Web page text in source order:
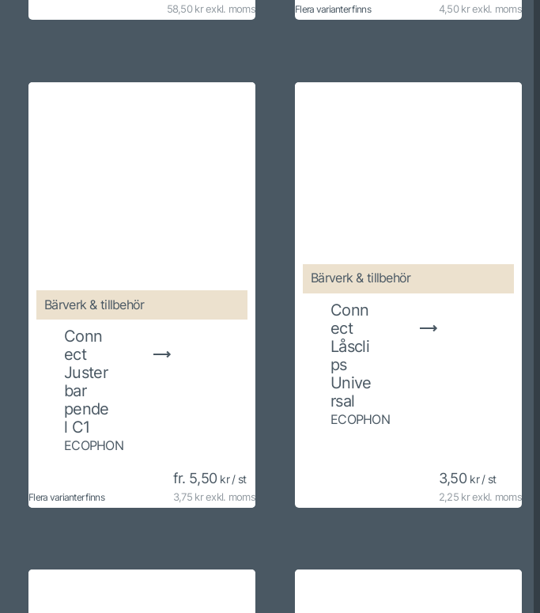
58,50 kr exkl. moms Flera varianter finns 4,50 kr exkl. moms
Bärverk & tillbehör
Conn
ect
Juster
bar
pende
l C1
ECOPHON
Flera varianter finns
fr. 5,50 kr / st
3,75 kr exkl. moms
Bärverk & tillbehör
Conn
ect
Låscli
ps
Unive
rsal
ECOPHON
3,50 kr / st
2,25 kr exkl. moms